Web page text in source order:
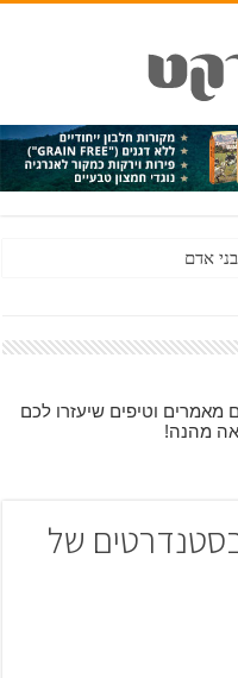
אדם
עשה ואל תעשה
ולא היה לכם את מי לשאול
מאמרים וטיפים שיעזרו לכם
מהנה!
של